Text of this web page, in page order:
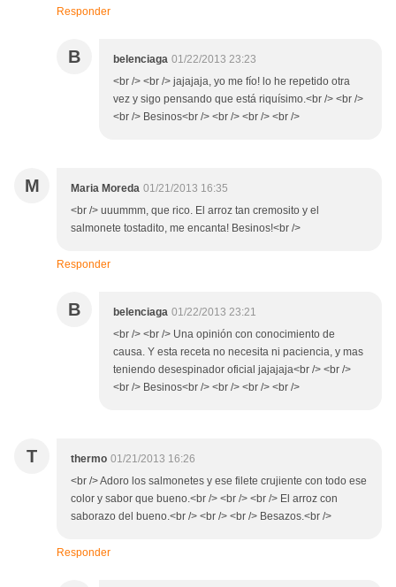
Responder
B belenciaga 01/22/2013 23:23
<br /> <br /> jajajaja, yo me fío! lo he repetido otra
vez y sigo pensando que está riquísimo.<br /> <br />
<br /> Besinos<br /> <br /> <br /> <br />
M Maria Moreda 01/21/2013 16:35
<br /> uuummm, que rico. El arroz tan cremosito y el
salmonete tostadito, me encanta! Besinos!<br />
Responder
B belenciaga 01/22/2013 23:21
<br /> <br /> Una opinión con conocimiento de
causa. Y esta receta no necesita ni paciencia, y mas
teniendo desespinador oficial jajajaja<br /> <br />
<br /> Besinos<br /> <br /> <br /> <br />
T thermo 01/21/2013 16:26
<br /> Adoro los salmonetes y ese filete crujiente con todo ese
color y sabor que bueno.<br /> <br /> <br /> El arroz con
saborazo del bueno.<br /> <br /> <br /> Besazos.<br />
Responder